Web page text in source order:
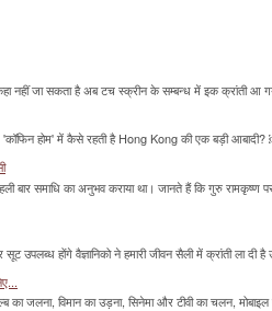
नहीं जा सकता है अब टच स्क्रीन के सम्बन्ध में इक क्रांती आ
होम' में कैसे रहती है Hong Kong की एक बड़ी आबादी?
बार समाधि का अनुभव कराया था। जानते हैं कि गुरु
सूट उपलब्ध होंगे वैज्ञानिको ने हमारी जीवन सैली में क्रांती ला दी
का जलना, विमान का उड़ना, सिनेमा और टीवी का चलन,